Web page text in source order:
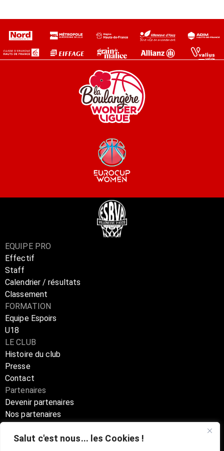
Salut c'est nous... les Cookies !
EQUIPE PRO
Effectif
Staff
Calendrier / résultats
Classement
FORMATION
Equipe Espoirs
U18
LE CLUB
Histoire du club
Presse
Contact
Partenaires
Devenir partenaires
Nos partenaires